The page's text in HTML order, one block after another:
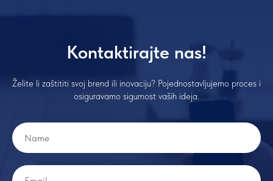
Kontaktirajte nas!
Želite li zaštititi svoj brend ili inovaciju? Pojednostavljujemo proces i
osiguravamo sigurnost vaših ideja.